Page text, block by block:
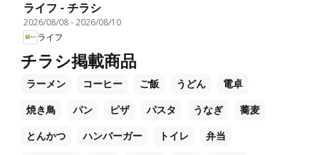
ライフ - チラシ
2026/08/08-2026/08/10
ライフ
チラシ掲載商品
ラーメン コーヒー ご飯 うどん 電卓
焼き鳥 パン ピザ パスタ うなぎ 蕎麦
とんかつ ハンバーガー トイレ 弁当